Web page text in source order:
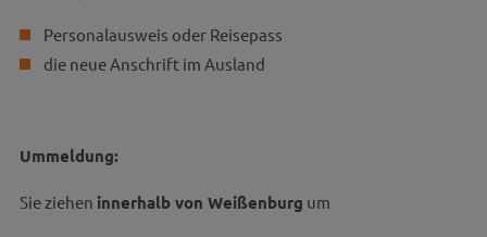
Personalausweis oder Reisepass
die neue Anschrift im Ausland
Ummeldung:
Sie ziehen innerhalb von Weißenburg um